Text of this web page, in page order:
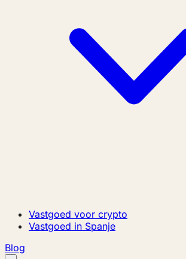
Vastgoed voor crypto
Vastgoed in Spanje
Blog